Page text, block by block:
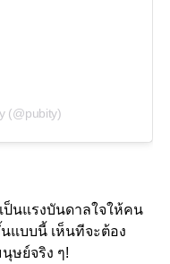
(@pubity)
ป็นแรงบันดาลใจให้คน
แบบนี้ เห็นทีจะต้อง
ษย์จริง ๆ!